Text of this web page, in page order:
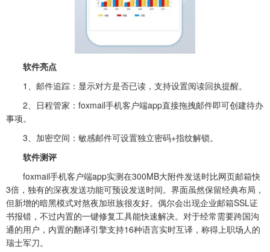
软件亮点‌
1、‌邮件追踪‌：显示对方是否已读，支持设置阅读回执提醒。
2、‌日程管家‌：foxmail手机客户端app直接拖拽邮件即可创建待办
事项。
3、‌加密空间‌：敏感邮件可设置独立密码+指纹解锁。
软件测评‌
foxmail手机客户端app实测在300MB大附件发送时比网页邮箱快
3倍，独有的深夜发送功能可预设发送时间。界面虽然保留经典布局，
但新增的暗黑模式对熬夜加班族很友好。偶尔会出现企业邮箱SSL证
书报错，不过内置的一键修复工具能快速解决。对于经常需要跨国沟
通的用户，内置的翻译引擎支持16种语言实时互译，称得上职场人的
瑞士军刀。